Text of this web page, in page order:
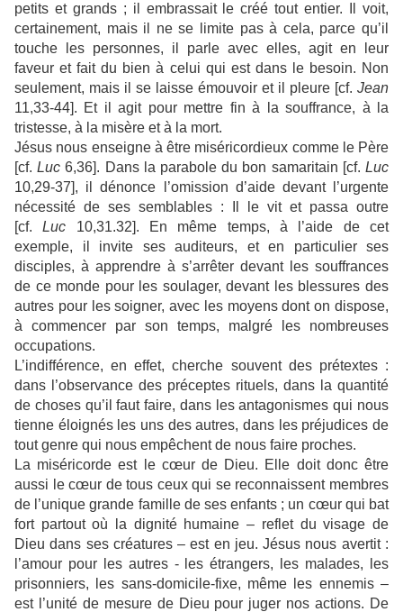
petits et grands ; il embrassait le créé tout entier. Il voit,
certainement, mais il ne se limite pas à cela, parce qu’il
touche les personnes, il parle avec elles, agit en leur
faveur et fait du bien à celui qui est dans le besoin. Non
seulement, mais il se laisse émouvoir et il pleure [cf. Jean
11,33-44]. Et il agit pour mettre fin à la souffrance, à la
tristesse, à la misère et à la mort.
Jésus nous enseigne à être miséricordieux comme le Père
[cf.Luc 6,36]. Dans la parabole du bon samaritain [cf.Luc
10,29-37], il dénonce l’omission d’aide devant l’urgente
nécessité de ses semblables : Il le vit et passa outre
[cf.Luc 10,31.32]. En même temps, à l’aide de cet
exemple, il invite ses auditeurs, et en particulier ses
disciples, à apprendre à s’arrêter devant les souffrances
de ce monde pour les soulager, devant les blessures des
autres pour les soigner, avec les moyens dont on dispose,
à commencer par son temps, malgré les nombreuses
occupations.
L’indifférence, en effet, cherche souvent des prétextes :
dans l’observance des préceptes rituels, dans la quantité
de choses qu’il faut faire, dans les antagonismes qui nous
tienne éloignés les uns des autres, dans les préjudices de
tout genre qui nous empêchent de nous faire proches.
La miséricorde est le cœur de Dieu. Elle doit donc être
aussi le cœur de tous ceux qui se reconnaissent membres
de l’unique grande famille de ses enfants ; un cœur qui bat
fort partout où la dignité humaine – reflet du visage de
Dieu dans ses créatures – est en jeu. Jésus nous avertit :
l’amour pour les autres - les étrangers, les malades, les
prisonniers, les sans-domicile-fixe, même les ennemis –
est l’unité de mesure de Dieu pour juger nos actions. De